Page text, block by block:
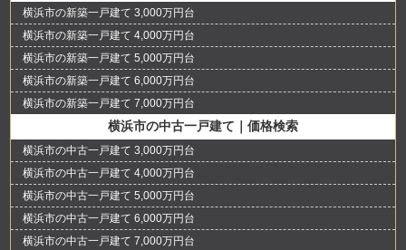
横浜市の新築一戸建て 3,000万円台
横浜市の新築一戸建て 4,000万円台
横浜市の新築一戸建て 5,000万円台
横浜市の新築一戸建て 6,000万円台
横浜市の新築一戸建て 7,000万円台
横浜市の中古一戸建て｜価格検索
横浜市の中古一戸建て 3,000万円台
横浜市の中古一戸建て 4,000万円台
横浜市の中古一戸建て 5,000万円台
横浜市の中古一戸建て 6,000万円台
横浜市の中古一戸建て 7,000万円台